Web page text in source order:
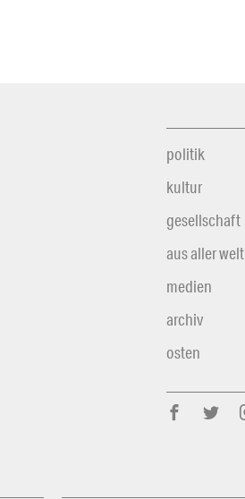
politik
kultur
gesellschaft
aus aller welt
medien
archiv
osten